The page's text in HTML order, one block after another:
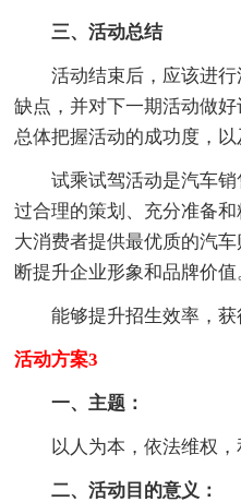
三、活动总结
活动结束后，应该进行
缺点，并对下一期活动做
总体把握活动的成功度，以
试乘试驾活动是汽车销
过合理的策划、充分准备
大消费者提供最优质的汽
断提升企业形象和品牌价值
能够提升招生效率，获
活动方案3
一、主题：
以人为本，依法维权，
二、活动目的意义：